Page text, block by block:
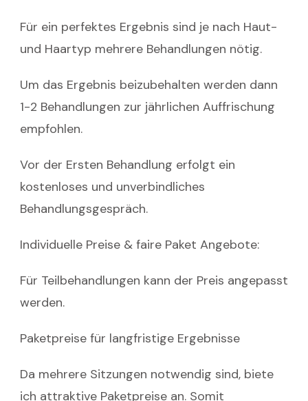
Für ein perfektes Ergebnis sind je nach Haut-
und Haartyp mehrere Behandlungen nötig.
Um das Ergebnis beizubehalten werden dann
1-2 Behandlungen zur jährlichen Auffrischung
empfohlen.
Vor der Ersten Behandlung erfolgt ein
kostenloses und unverbindliches
Behandlungsgespräch.
Individuelle Preise & faire Paket Angebote:
Für Teilbehandlungen kann der Preis angepasst
werden.
Paketpreise für langfristige Ergebnisse
Da mehrere Sitzungen notwendig sind, biete
ich attraktive Paketpreise an. Somit